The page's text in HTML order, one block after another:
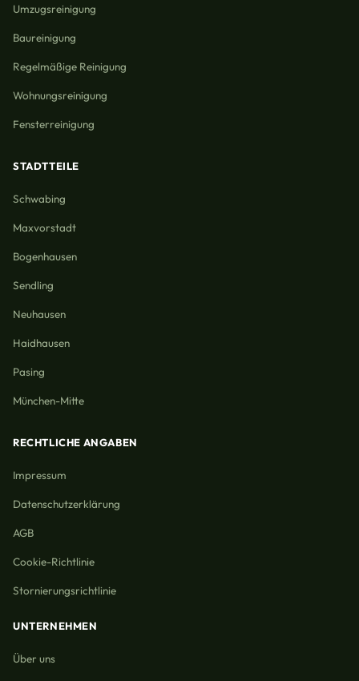
Umzugsreinigung
Baureinigung
Regelmäßige Reinigung
Wohnungsreinigung
Fensterreinigung
STADTTEILE
Schwabing
Maxvorstadt
Bogenhausen
Sendling
Neuhausen
Haidhausen
Pasing
München-Mitte
RECHTLICHE ANGABEN
Impressum
Datenschutzerklärung
AGB
Cookie-Richtlinie
Stornierungsrichtlinie
UNTERNEHMEN
Über uns